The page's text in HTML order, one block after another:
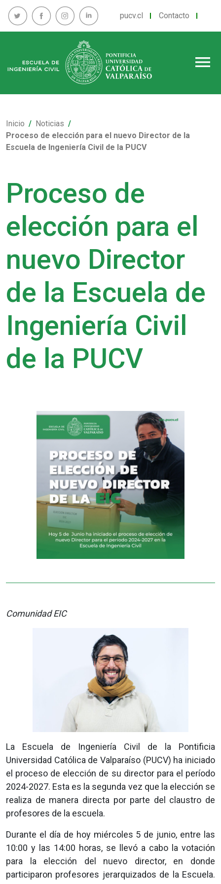
pucv.cl Contacto
menu
Inicio
Noticias
Proceso de elección para el nuevo Director de la
Escuela de Ingeniería Civil de la PUCV
Proceso de
elección para el
nuevo Director
de la Escuela de
Ingeniería Civil
de la PUCV
Comunidad EIC
La Escuela de Ingeniería Civil de la Pontificia
Universidad Católica de Valparaíso (PUCV) ha iniciado
el proceso de elección de su director para el período
2024-2027. Esta es la segunda vez que la elección se
realiza de manera directa por parte del claustro de
profesores de la escuela.
Durante el día de hoy miércoles 5 de junio, entre las
10:00 y las 14:00 horas, se llevó a cabo la votación
para la elección del nuevo director, en donde
participaron profesores jerarquizados de la Escuela.